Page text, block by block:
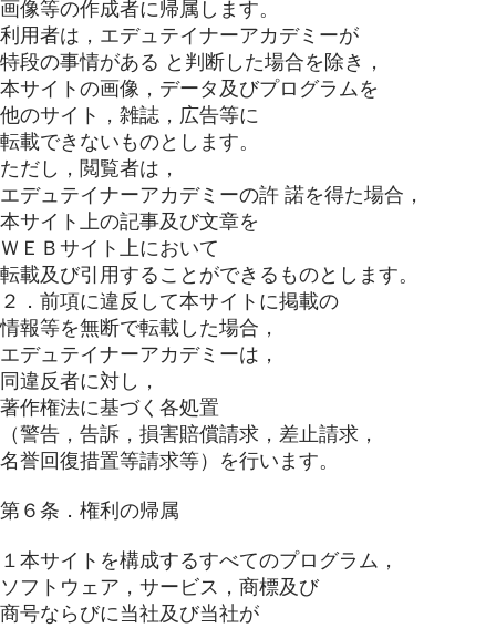
画像等の作成者に帰属します。
利用者は，エデュテイナーアカデミーが
特段の事情がある と判断した場合を除き，
本サイトの画像，データ及びプログラムを
他のサイト，雑誌，広告等に
転載できないものとします。
ただし，閲覧者は，
エデュテイナーアカデミーの許 諾を得た場合，
本サイト上の記事及び文章を
ＷＥＢサイト上において
転載及び引用することができるものとします。
２．前項に違反して本サイトに掲載の
情報等を無断で転載した場合，
エデュテイナーアカデミーは，
同違反者に対し，
著作権法に基づく各処置
（警告，告訴，損害賠償請求，差止請求，
名誉回復措置等請求等）を行います。
第６条．権利の帰属
１本サイトを構成するすべてのプログラム，
ソフトウェア，サービス，商標及び
商号ならびに当社及び当社が